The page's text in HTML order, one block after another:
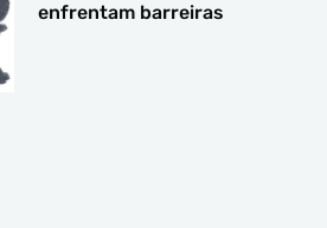
enfrentam barreiras